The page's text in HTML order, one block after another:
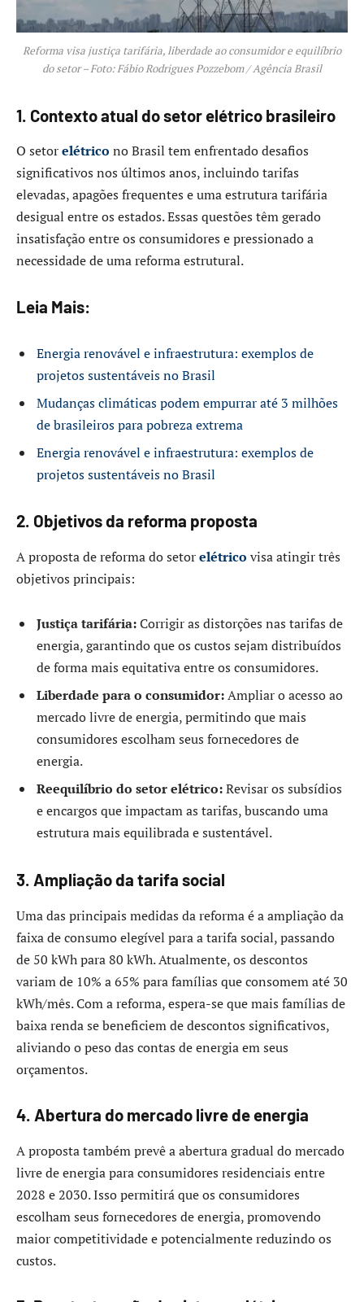
Reforma visa justiça tarifária, liberdade ao consumidor e equilíbrio
do setor – Foto: Fábio Rodrigues Pozzebom / Agência Brasil
1. Contexto atual do setor elétrico brasileiro
O setorelétrico no Brasil tem enfrentado desafios
significativos nos últimos anos, incluindo tarifas
elevadas, apagões frequentes e uma estrutura tarifária
desigual entre os estados. Essas questões têm gerado
insatisfação entre os consumidores e pressionado a
necessidade de uma reforma estrutural.​
Leia Mais:
Energia renovável e infraestrutura: exemplos de
projetos sustentáveis no Brasil
Mudanças climáticas podem empurrar até 3 milhões
de brasileiros para pobreza extrema
Energia renovável e infraestrutura: exemplos de
projetos sustentáveis no Brasil
2. Objetivos da reforma proposta
A proposta de reforma do setorelétrico visa atingir três
objetivos principais:​
Justiça tarifária:Corrigir as distorções nas tarifas de
energia, garantindo que os custos sejam distribuídos
de forma mais equitativa entre os consumidores.​
Liberdade para o consumidor:Ampliar o acesso ao
mercado livre de energia, permitindo que mais
consumidores escolham seus fornecedores de
energia.​
Reequilíbrio do setor elétrico:Revisar os subsídios
e encargos que impactam as tarifas, buscando uma
estrutura mais equilibrada e sustentável.​
3. Ampliação da tarifa social
Uma das principais medidas da reforma é a ampliação da
faixa de consumo elegível para a tarifa social, passando
de 50 kWh para 80 kWh. Atualmente, os descontos
variam de 10% a 65% para famílias que consomem até 30
kWh/mês. Com a reforma, espera-se que mais famílias de
baixa renda se beneficiem de descontos significativos,
aliviando o peso das contas de energia em seus
orçamentos.​
4. Abertura do mercado livre de energia
A proposta também prevê a abertura gradual do mercado
livre de energia para consumidores residenciais entre
2028 e 2030. Isso permitirá que os consumidores
escolham seus fornecedores de energia, promovendo
maior competitividade e potencialmente reduzindo os
custos.​